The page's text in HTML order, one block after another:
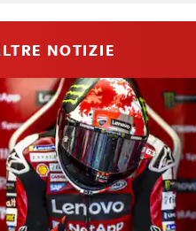
NOTIZIE